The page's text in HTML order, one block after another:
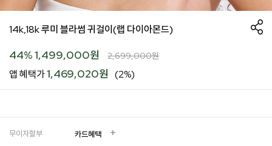
14k,18k 루미 블라썸 귀걸이(랩 다이아몬드)
44%1,499,000원 2,699,000원
앱 혜택가1,469,020원 (2%)
무이자할부 카드혜택